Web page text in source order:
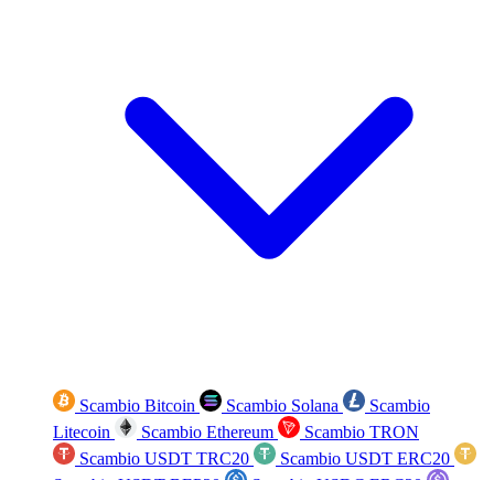
Scambio Bitcoin Scambio Solana
Scambio
Litecoin
Scambio Ethereum
Scambio TRON
Scambio USDT TRC20
Scambio USDT ERC20